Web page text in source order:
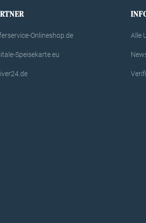
Onlineshop.de
Speisekarte.eu
Alle